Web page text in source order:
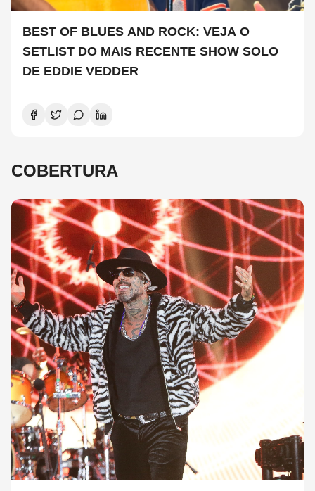
BEST OF BLUES AND ROCK: VEJA O
SETLIST DO MAIS RECENTE SHOW SOLO
DE EDDIE VEDDER
COBERTURA